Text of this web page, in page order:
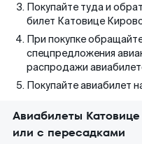
Покупайте туда и
билет Катовице
При покупке
спецпредложения
распродажи
Покупайте авиабилет
Авиабилеты
или с пересадками